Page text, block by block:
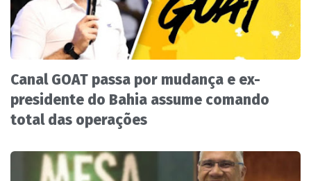
Canal GOAT passa por mudança e ex-
presidente do Bahia assume comando
total das operações